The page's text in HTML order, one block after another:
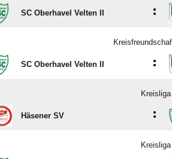
SC Oberhavel Velten II :
SC Oberhavel Velten II :
Kreisliga
Häsener SV :
Kreisliga